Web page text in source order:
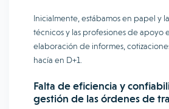
Inicialmente, estábamos en papel y
técnicos y las profesiones de apoyo
elaboración de informes,
hacía en D+1.
Falta de eficiencia y
gestión de las órdenes de